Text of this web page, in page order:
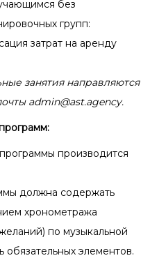
без
групп:
затрат на аренду
занятия направляются
admin@ast.agency.
производится
должна содержать
хронометража
по музыкальной
элементов.